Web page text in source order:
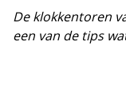
De klokkentoren
een van de tips